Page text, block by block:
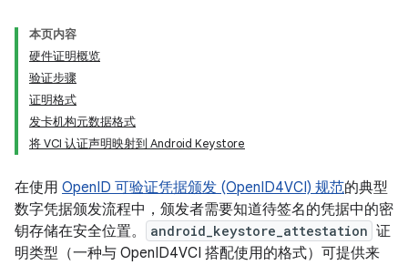
本页内容
硬件证明概览
验证步骤
证明格式
发卡机构元数据格式
将 VCI 认证声明映射到 Android Keystore
在使用 OpenID 可验证凭据颁发 (OpenID4VCI) 规范的典型
数字凭据颁发流程中，颁发者需要知道待签名的凭据中的密
钥存储在安全位置。
android_keystore_attestation 证
明类型（一种与 OpenID4VCI 搭配使用的格式）可提供来